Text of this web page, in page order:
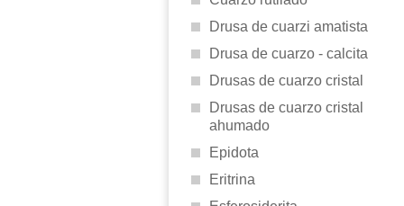
Drusa de cuarzi amatista
Drusa de cuarzo - calcita
Drusas de cuarzo cristal
Drusas de cuarzo cristal
ahumado
Epidota
Eritrina